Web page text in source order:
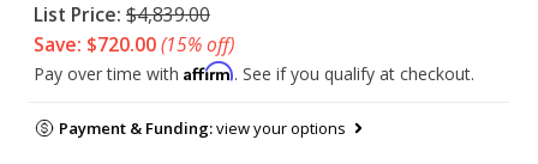
List Price: $4,839.00
Save: $720.00(15% off)
Pay over time with Affirm. See if you qualify at checkout.
Payment & Funding:view your options